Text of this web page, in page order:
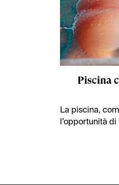
Piscina
La piscina,
l’opportunità